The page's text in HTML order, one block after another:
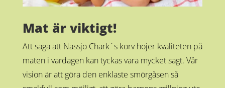
Mat är viktigt!
Att säga att Nässjö Chark´s korv höjer kvaliteten på
maten i vardagen kan tyckas vara mycket sagt. Vår
vision är att göra den enklaste smörgåsen så